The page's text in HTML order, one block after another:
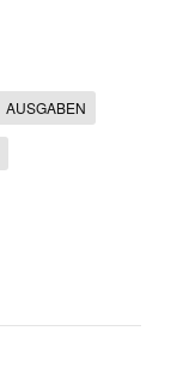
AUSGABEN